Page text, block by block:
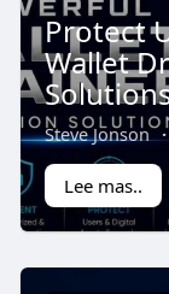
Protect
Wallet
Steve Jonson ·
Lee mas..